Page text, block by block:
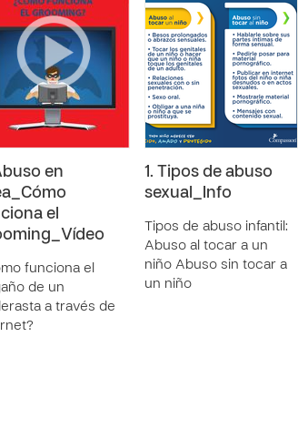
en
el
funciona el
de un
a través de
1. Tipos de abuso
sexual_Info
Tipos de abuso infantil:
Abuso al tocar a un
niño Abuso sin tocar a
un niño